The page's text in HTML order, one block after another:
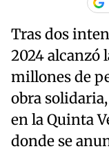
Tras dos
2024 alcanzó
millones de
obra
en la Quinta
donde se